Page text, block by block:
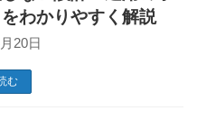
わかりやすく解説
20日
む